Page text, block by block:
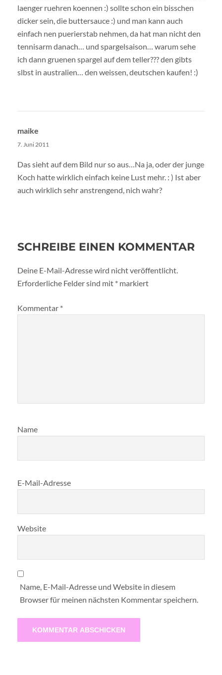
laenger ruehren koennen :) sollte schon ein bisschen
dicker sein, die buttersauce :) und man kann auch
einfach nen puerierstab nehmen, da hat man nicht den
tennisarm danach… und spargelsaison… warum sehe
ich dann gruenen spargel auf dem teller??? den gibts
slbst in australien… den weissen, deutschen kaufen! :)
maike
7. Juni 2011
Das sieht auf dem Bild nur so aus…Na ja, oder der junge
Koch hatte wirklich einfach keine Lust mehr. : ) Ist aber
auch wirklich sehr anstrengend, nich wahr?
SCHREIBE EINEN KOMMENTAR
Deine E-Mail-Adresse wird nicht veröffentlicht.
Erforderliche Felder sind mit * markiert
Kommentar *
Name
E-Mail-Adresse
Website
Name, E-Mail-Adresse und Website in diesem
Browser für meinen nächsten Kommentar speichern.